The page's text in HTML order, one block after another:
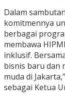
Dalam
komitmennya
berbagai
membawa
inklusif.
bisnis baru dan
muda di
sebagai Ketua